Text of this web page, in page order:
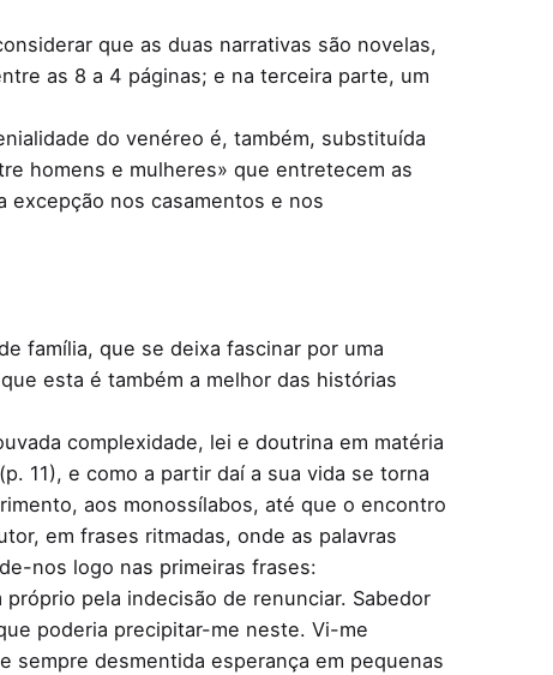
que as duas narrativas são novelas,
as 8 a 4 páginas; e na terceira parte, um
do venéreo é, também, substituída
homens e mulheres» que entretecem as
excepção nos casamentos e nos
família, que se deixa fascinar por uma
esta é também a melhor das histórias
complexidade, lei e doutrina em matéria
11), e como a partir daí a sua vida se torna
aos monossílabos, até que o encontro
em frases ritmadas, onde as palavras
nos logo nas primeiras frases:
pela indecisão de renunciar. Sabedor
poderia precipitar-me neste. Vi-me
sempre desmentida esperança em pequenas